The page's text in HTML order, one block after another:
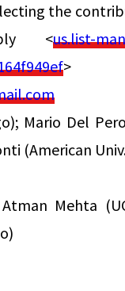
the
<us.list-
>
Mario Del
(American
Mehta